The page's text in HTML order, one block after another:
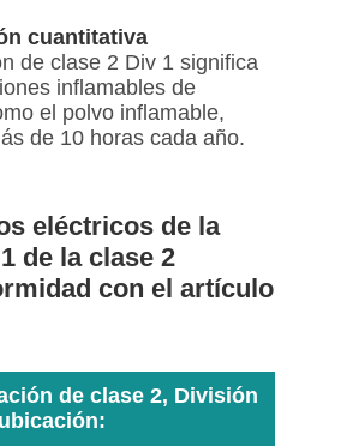
cuantitativa
de clase 2 Div 1 significa
inflamables de
el polvo inflamable,
de 10 horas cada año.
eléctricos de la
de la clase 2
con el artículo
de clase 2, División